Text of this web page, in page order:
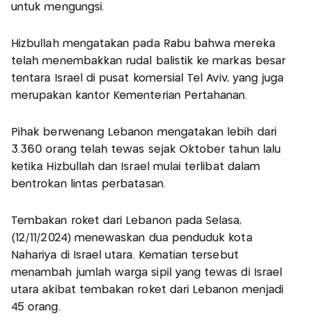
untuk mengungsi.
Hizbullah mengatakan pada Rabu bahwa mereka
telah menembakkan rudal balistik ke markas besar
tentara Israel di pusat komersial Tel Aviv, yang juga
merupakan kantor Kementerian Pertahanan.
Pihak berwenang Lebanon mengatakan lebih dari
3.360 orang telah tewas sejak Oktober tahun lalu
ketika Hizbullah dan Israel mulai terlibat dalam
bentrokan lintas perbatasan.
Tembakan roket dari Lebanon pada Selasa,
(12/11/2024) menewaskan dua penduduk kota
Nahariya di Israel utara. Kematian tersebut
menambah jumlah warga sipil yang tewas di Israel
utara akibat tembakan roket dari Lebanon menjadi
45 orang.